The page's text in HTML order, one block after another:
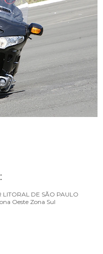
LITORAL DE SÃO PAULO
Oeste Zona Sul